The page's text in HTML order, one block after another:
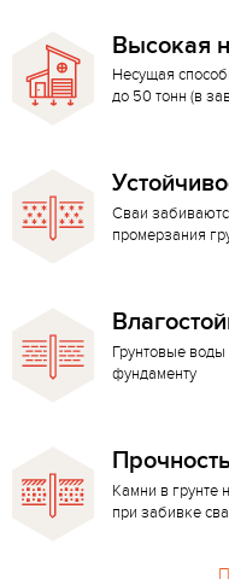
Высокая
Несущая
до 50 тонн (в
Сваи
промерзания
Грунтовые
фундаменту
Камни в грунте
при забивке